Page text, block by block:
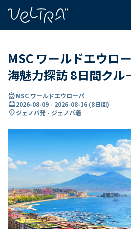
MSC ワールドエウロ
海魅力探訪 8日間クル
directions_boatMSC ワールドエウローパ
card_travel2026-08-09 - 2026-08-16 (8日間)
location_onジェノバ発 - ジェノバ着